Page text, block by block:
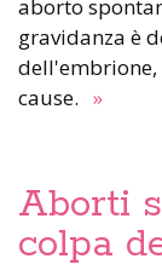
aborto
gravidanza è
cause. »
Aborti
colpa